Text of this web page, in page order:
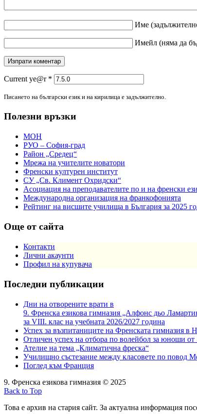
Име
Имейл (няма да
Current ye@r *
Писането на български език и на кирилица е задължително.
Полезни връзки
МОН
РУО – София-град
Район „Средец“
Мрежа на учителите новатори
Френски културен институт
СУ „Св. Климент Охридски“
Асоциация на преподавателите по и на френски
Международна организация на франкофонията
Рейтинг на висшите училища в България за 2025
Още от сайта
Контакти
Лични акаунти
Профил на купувача
Последни публикации
Дни на отворените врати в
9. Френска езикова гимназия „Алфонс дьо
за VIII. клас на учебната 2026/2027 година
Успех за възпитаниците на Френската гимназия в
Отличен успех на отбора по волейбол за юноши от
Ателие на тема „Климатична фреска“
Училищно състезание между класовете по повод
Поглед към Франция
9. Френска езикова гимназия © 2025
Back to Top
Това е архив на стария сайт. За актуална информация